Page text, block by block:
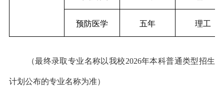
预防医学 五年 理工
（最终录取专业名称以我校2026年本科普通类型招生
计划公布的专业名称为准）